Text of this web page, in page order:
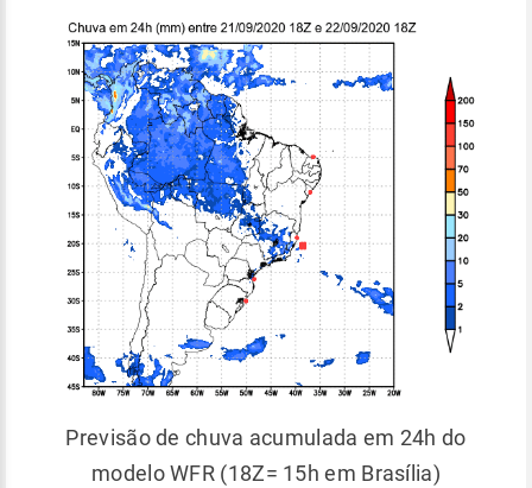
Previsão de chuva acumulada em 24h do
modelo WFR (18Z= 15h em Brasília)